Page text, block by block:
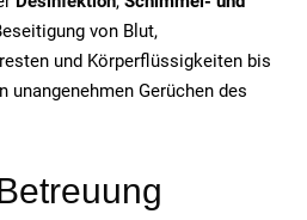
von Blut,
und Körperflüssigkeiten bis
unangenehmen Gerüchen des